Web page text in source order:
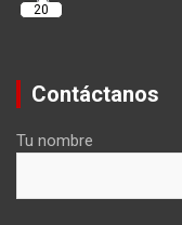
20
Contáctanos
Tu nombre